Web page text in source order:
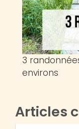
3
environs
Articles